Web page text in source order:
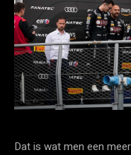
Dat is wat men een